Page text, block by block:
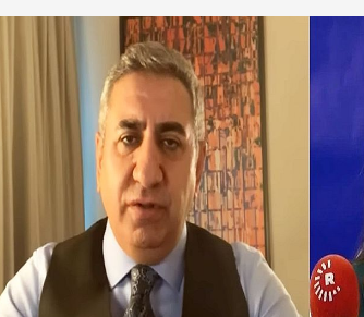
Ünlüler soruşturmasında yeni skandal...
Yükseliş üst üste 3. gününe taşındı...
12 maddelik "çerçeve yasa teklifinde"
İzmit Belediyesi'nde 'rüşvet